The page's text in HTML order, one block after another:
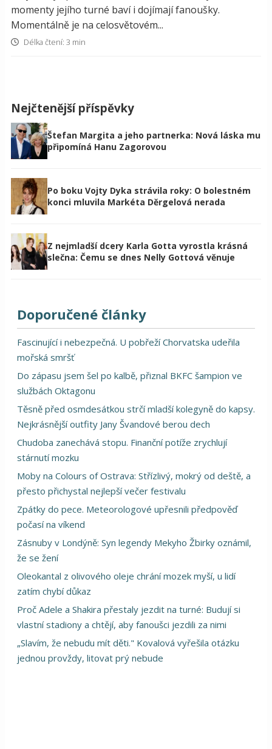
momenty jejího turné baví i dojímají fanoušky.
Momentálně je na celosvětovém...
Délka čtení: 3 min
Nejčtenější příspěvky
Štefan Margita a jeho partnerka: Nová láska mu
připomíná Hanu Zagorovou
Po boku Vojty Dyka strávila roky: O bolestném
konci mluvila Markéta Děrgelová nerada
Z nejmladší dcery Karla Gotta vyrostla krásná
slečna: Čemu se dnes Nelly Gottová věnuje
Doporučené články
Fascinující i nebezpečná. U pobřeží Chorvatska udeřila
mořská smršť
Do zápasu jsem šel po kalbě, přiznal BKFC šampion ve
službách Oktagonu
Těsně před osmdesátkou strčí mladší kolegyně do kapsy.
Nejkrásnější outfity Jany Švandové berou dech
Chudoba zanechává stopu. Finanční potíže zrychlují
stárnutí mozku
Moby na Colours of Ostrava: Střízlivý, mokrý od deště, a
přesto přichystal nejlepší večer festivalu
Zpátky do pece. Meteorologové upřesnili předpověď
počasí na víkend
Zásnuby v Londýně: Syn legendy Mekyho Žbirky oznámil,
že se žení
Oleokantal z olivového oleje chrání mozek myší, u lidí
zatím chybí důkaz
Proč Adele a Shakira přestaly jezdit na turné: Budují si
vlastní stadiony a chtějí, aby fanoušci jezdili za nimi
„Slavím, že nebudu mít děti." Kovalová vyřešila otázku
jednou provždy, litovat prý nebude